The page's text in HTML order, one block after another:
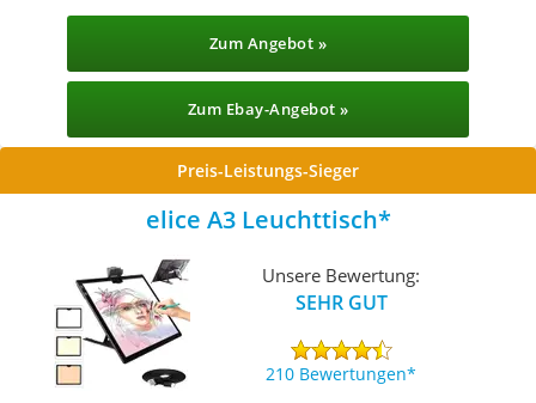
Zum Angebot »
Zum Ebay-Angebot »
Preis-Leistungs-Sieger
elice A3 Leuchttisch
Unsere Bewertung:
SEHR GUT
210 Bewertungen